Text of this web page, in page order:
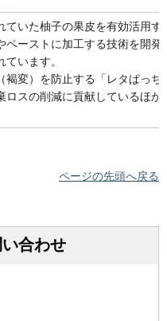
ていた柚子の果皮を有効活用
ペーストに加工する技術を開
います。
褐変）を防止する「レタぱっ
ロスの削減に貢献しているほ
ページの先頭へ戻る
合わせ